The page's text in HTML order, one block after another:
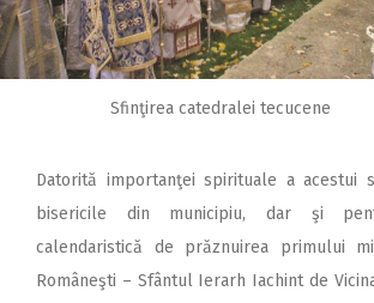
Sfinţirea catedralei tecucene
Datorită importanţei spirituale a acestui
bisericile din municipiu, dar şi
calendaristică de prăznuirea primului
Româneşti – Sfântul Ierarh Iachint de